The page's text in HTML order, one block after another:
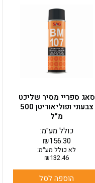
סאג ספריי מסיר שליכט
צבעוני ופוליאוריטן 500
מ”ל
₪156.30
כולל מע"מ:
לא כולל מע״מ:
₪132.46
הוספה לסל